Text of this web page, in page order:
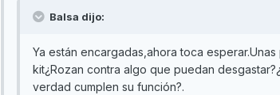
Balsa dijo:
Ya están encargadas,ahora toca
kit¿Rozan contra algo que puedan desgastar?¿
verdad cumplen su función?.